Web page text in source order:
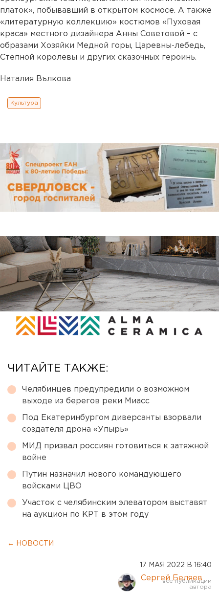
платок», побывавший в открытом космосе. А также
«литературную коллекцию» костюмов «Пуховая
краса» местного дизайнера Анны Советовой – с
образами Хозяйки Медной горы, Царевны-лебедь,
Степной королевы и других сказочных героинь.
Наталия Вълкова
Культура
ЧИТАЙТЕ ТАКЖЕ:
Челябинцев предупредили о возможном
выходе из берегов реки Миасс
Под Екатеринбургом диверсанты взорвали
создателя дрона «Упырь»
МИД призвал россиян готовиться к затяжной
войне
Путин назначил нового командующего
войсками ЦВО
Участок с челябинским элеватором выставят
на аукцион по КРТ в этом году
← НОВОСТИ
17 МАЯ 2022 В 16:40
Сергей Беляев